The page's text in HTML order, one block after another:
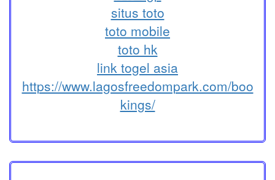
situs toto
toto mobile
toto hk
link togel asia
https://www.lagosfreedompark.com/boo
kings/